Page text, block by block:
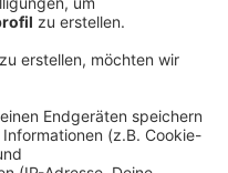
warnt vor langen Staus
Rhein-Kreis Neuss
Die schlimmsten